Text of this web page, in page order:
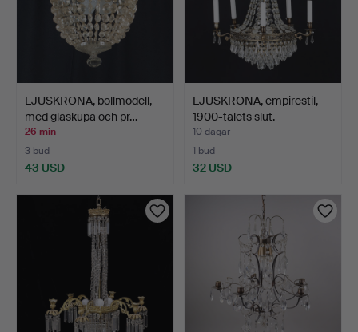
LJUSKRONA, bollmodell,
med glaskupa och pr…
26 min
3 bud
43 USD
LJUSKRONA, empirestil,
1900-talets slut.
10 dagar
1 bud
32 USD